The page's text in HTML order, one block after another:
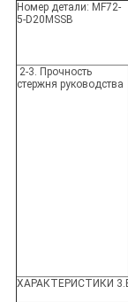
Номер детали: MF72-
5-D20MSSB
2-3. Прочность
стержня руководства
ХАРАКТЕРИСТИКИ